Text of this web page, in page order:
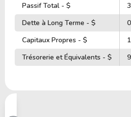
Passif Total - $
Dette à Long Terme - $
Capitaux Propres - $
Trésorerie et Équivalents - $